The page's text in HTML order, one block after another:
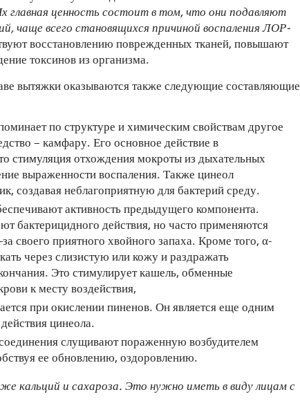
главная ценность состоит в том, что они подавляют
чаще всего становящихся причиной воспаления ЛОР-
восстановлению поврежденных тканей, повышают
токсинов из организма.
вытяжки оказываются также следующие составляющие
по структуре и химическим свойствам другое
– камфару. Его основное действие в
стимуляция отхождения мокроты из дыхательных
выраженности воспаления. Также цинеол
создавая неблагоприятную для бактерий среду.
активность предыдущего компонента.
бактерицидного действия, но часто применяются
своего приятного хвойного запаха. Кроме того, α-
через слизистую или кожу и раздражать
Это стимулирует кашель, обменные
к месту воздействия,
при окислении пиненов. Он является еще одним
цинеола.
слущивают пораженную возбудителем
ее обновлению, оздоровлению.
кальций и сахароза. Это нужно иметь в виду лицам с